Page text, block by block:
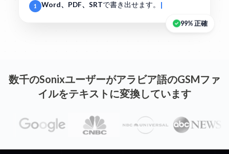
1 Word、PDF、SRTで書き出せます。
99% 正確
数千のSonixユーザーがアラビア語のGSMファ
イルをテキストに変換しています